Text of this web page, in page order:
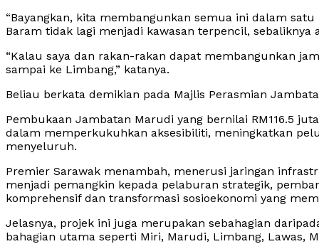
“Bayangkan, kita membangunkan semua ini dalam
Baram tidak lagi menjadi kawasan terpencil,
“Kalau saya dan rakan-rakan dapat membangunkan
sampai ke Limbang,” katanya.
Beliau berkata demikian pada Majlis Perasmian
Pembukaan Jambatan Marudi yang bernilai RM116.5
dalam memperkukuhkan aksesibiliti, meningkatkan
menyeluruh.
Premier Sarawak menambah, menerusi jaringan
menjadi pemangkin kepada pelaburan strategik,
komprehensif dan transformasi sosioekonomi yang
Jelasnya, projek ini juga merupakan sebahagian
bahagian utama seperti Miri, Marudi, Limbang, Lawas,